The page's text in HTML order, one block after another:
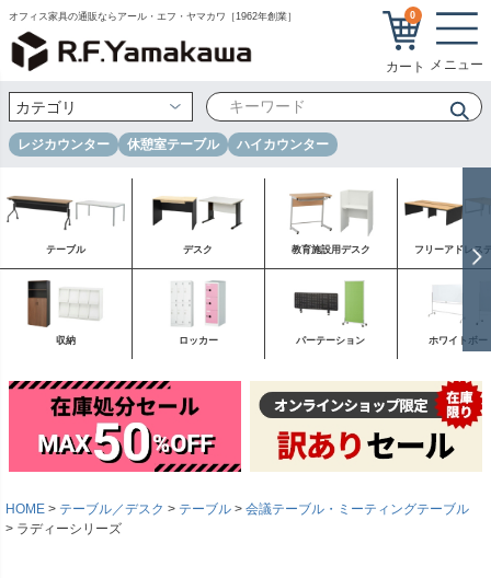
オフィス家具の通販ならアール・エフ・ヤマカワ［1962年創業］ 0
レジカウンター 休憩室テーブル ハイカウンター
テーブル デスク 教育施設用デスク フリーアドレス
収納 ロッカー パーテーション ホワイトボー
HOME テーブル／デスク テーブル
会議テーブル・ミーティングテーブル
ラディーシリーズ